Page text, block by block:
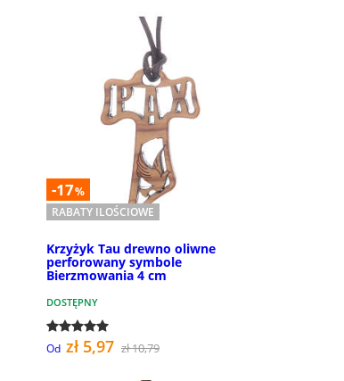
-17%
RABATY ILOŚCIOWE
Krzyżyk Tau drewno oliwne
perforowany symbole
Bierzmowania 4 cm
DOSTĘPNY
Od zł 5,97 zł 10,79